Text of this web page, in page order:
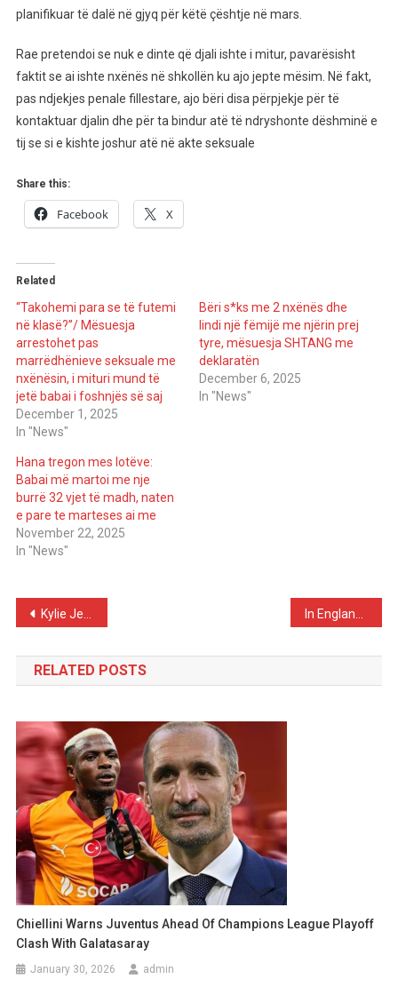
planifikuar të dalë në gjyq për këtë çështje në mars.
Rae pretendoi se nuk e dinte që djali ishte i mitur, pavarësisht
faktit se ai ishte nxënës në shkollën ku ajo jepte mësim. Në fakt,
pas ndjekjes penale fillestare, ajo bëri disa përpjekje për të
kontaktuar djalin dhe për ta bindur atë të ndryshonte dëshminë e
tij se si e kishte joshur atë në akte seksuale
Share this:
Facebook X
Related
“Takohemi para se të futemi
në klasë?”/ Mësuesja
arrestohet pas
marrëdhënieve seksuale me
nxënësin, i mituri mund të
jetë babai i foshnjës së saj
December 1, 2025
In "News"
Bëri s*ks me 2 nxënës dhe
lindi një fëmijë me njërin prej
tyre, mësuesja SHTANG me
deklaratën
December 6, 2025
In "News"
Hana tregon mes lotëve:
Babai më martoi me nje
burrë 32 vjet të madh, naten
e pare te marteses ai me
November 22, 2025
In "News"
Post
navigation
Kylie Jenner Shines in Palm Springs Amid Timothée Chalamet’s Absence
RELATED POSTS
Chiellini Warns Juventus Ahead Of Champions League Playoff
Clash With Galatasaray
January 30, 2026 admin